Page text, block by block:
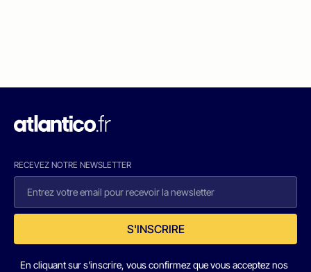
RECEVEZ NOTRE NEWSLETTER
S'INSCRIRE
En cliquant sur s'inscrire, vous confirmez que vous acceptez nos